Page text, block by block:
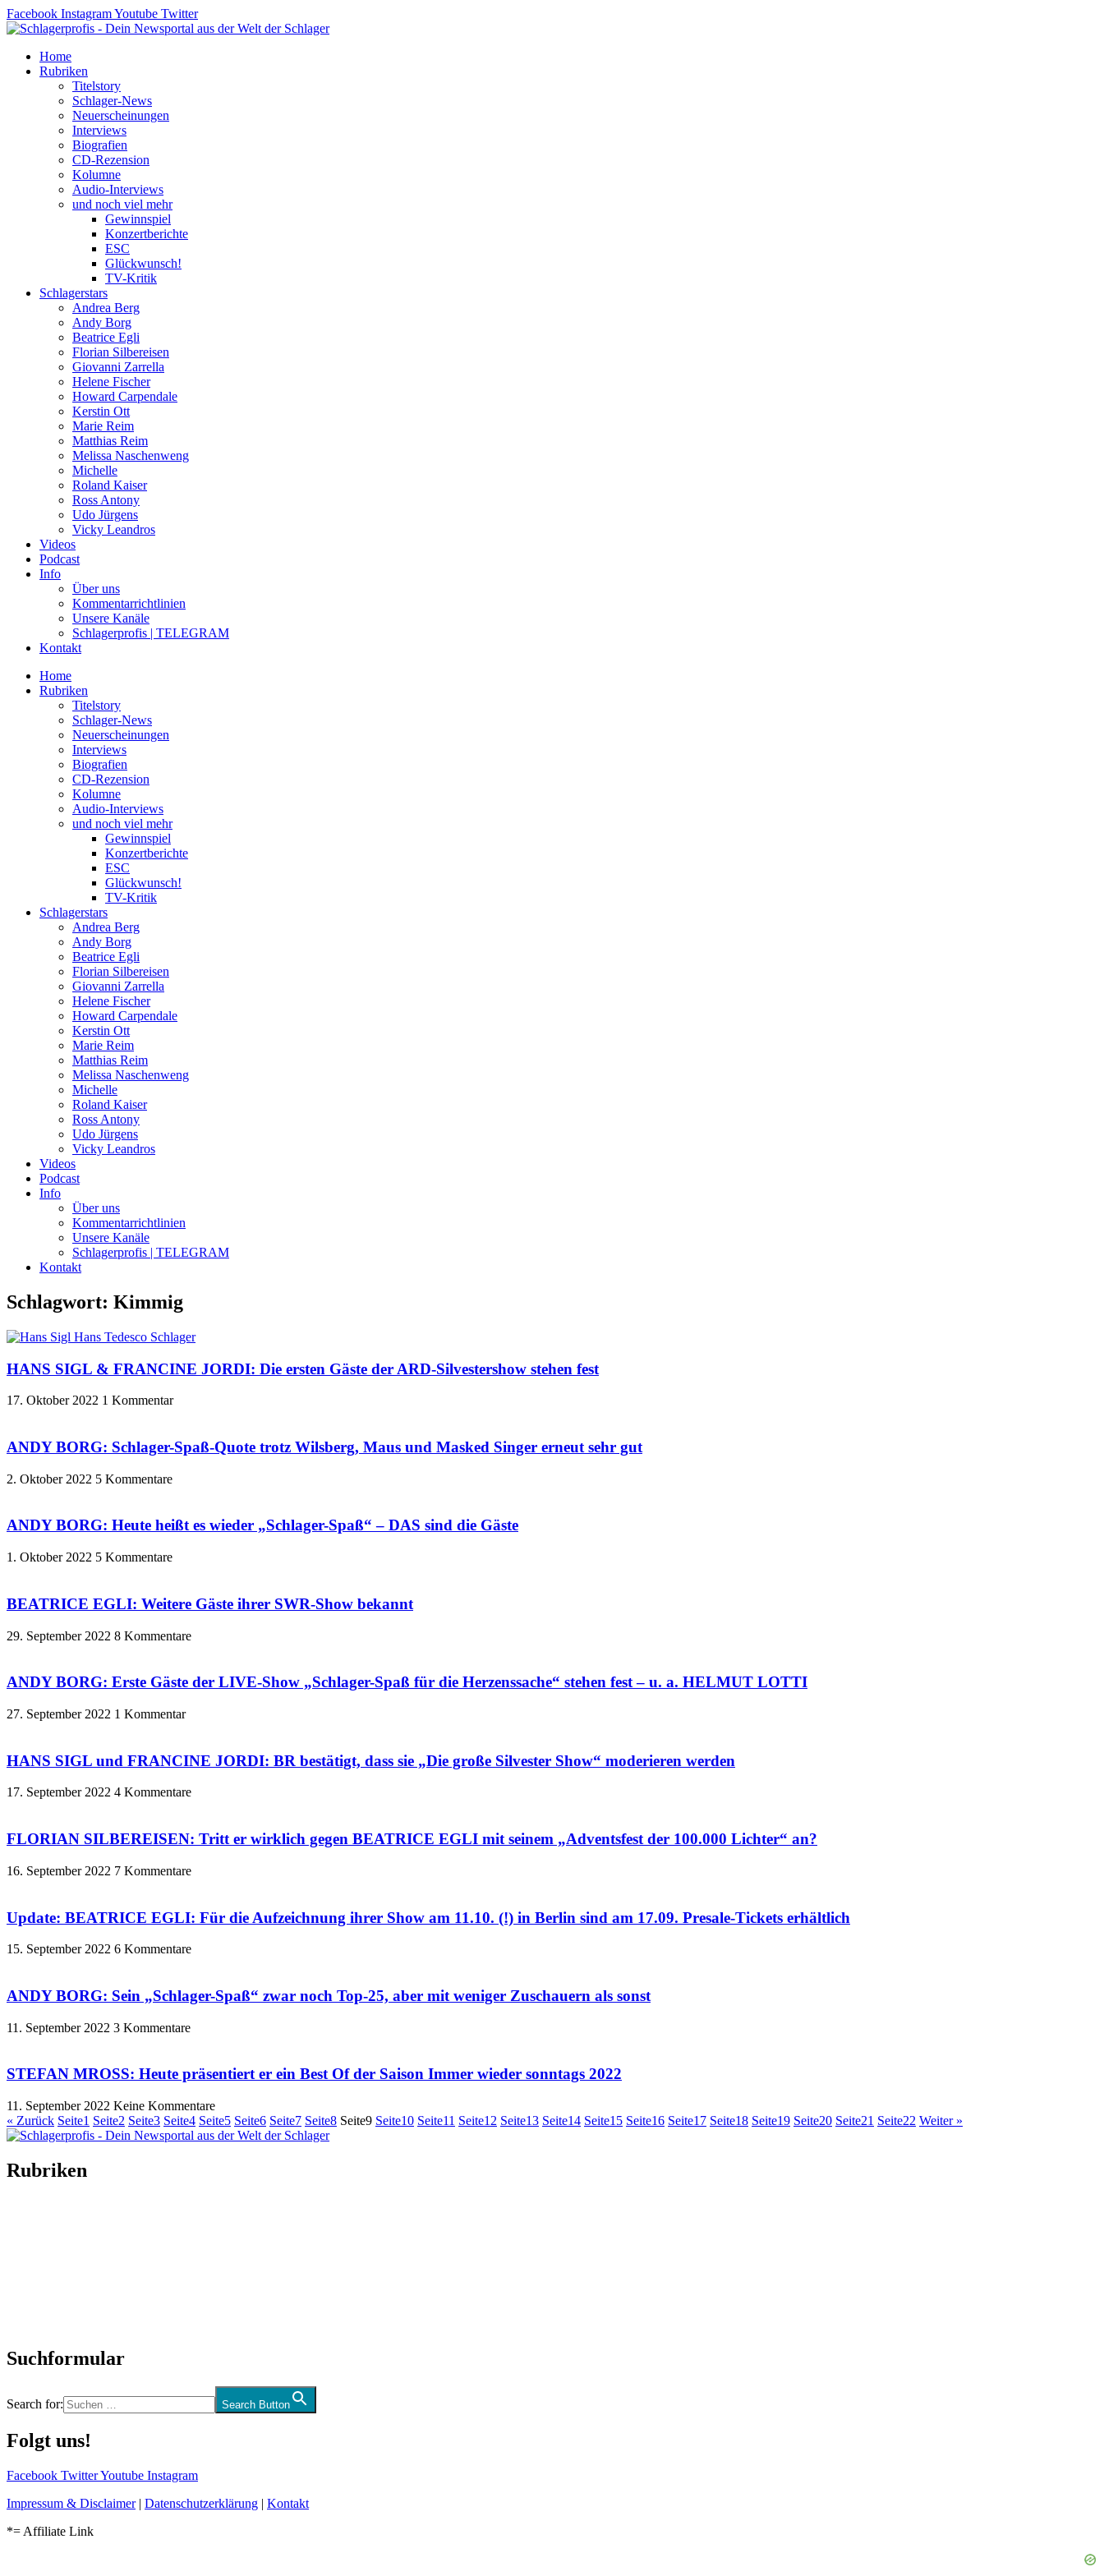
Zum
Inhalt
Facebook InstagramYoutube Twitter
Home
Rubriken
Titelstory
Schlager-News
Neuerscheinungen
Interviews
Biografien
CD-Rezension
Kolumne
Audio-Interviews
und noch viel mehr
Gewinnspiel
Konzertberichte
ESC
Glückwunsch!
TV-Kritik
Schlagerstars
Andrea Berg
Andy Borg
Beatrice Egli
Florian Silbereisen
Giovanni Zarrella
Helene Fischer
Howard Carpendale
Kerstin Ott
Marie Reim
Matthias Reim
Melissa Naschenweng
Michelle
Roland Kaiser
Ross Antony
Udo Jürgens
Vicky Leandros
Videos
Podcast
Info
Über uns
Kommentarrichtlinien
Unsere Kanäle
Schlagerprofis | TELEGRAM
Kontakt
Home
Rubriken
Titelstory
Schlager-News
Neuerscheinungen
Interviews
Biografien
CD-Rezension
Kolumne
Audio-Interviews
und noch viel mehr
Gewinnspiel
Konzertberichte
ESC
Glückwunsch!
TV-Kritik
Schlagerstars
Andrea Berg
Andy Borg
Beatrice Egli
Florian Silbereisen
Giovanni Zarrella
Helene Fischer
Howard Carpendale
Kerstin Ott
Marie Reim
Matthias Reim
Melissa Naschenweng
Michelle
Roland Kaiser
Ross Antony
Udo Jürgens
Vicky Leandros
Videos
Podcast
Info
Über uns
Kommentarrichtlinien
Unsere Kanäle
Schlagerprofis | TELEGRAM
Kontakt
Schlagwort: Kimmig
HANS SIGL & FRANCINE JORDI: Die ersten Gäste der ARD-Silvestershow stehen fest
17. Oktober 2022 1 Kommentar
ANDY BORG: Schlager-Spaß-Quote trotz Wilsberg, Maus und Masked Singer erneut sehr gut
2. Oktober 2022 5 Kommentare
ANDY BORG: Heute heißt es wieder „Schlager-Spaß“ – DAS sind die Gäste
1. Oktober 2022 5 Kommentare
BEATRICE EGLI: Weitere Gäste ihrer SWR-Show bekannt
29. September 2022 8 Kommentare
ANDY BORG: Erste Gäste der LIVE-Show „Schlager-Spaß für die Herzenssache“ stehen fest – u. a. HELMUT LOTTI
27. September 2022 1 Kommentar
HANS SIGL und FRANCINE JORDI: BR bestätigt, dass sie „Die große Silvester Show“ moderieren werden
17. September 2022 4 Kommentare
FLORIAN SILBEREISEN: Tritt er wirklich gegen BEATRICE EGLI mit seinem „Adventsfest der 100.000 Lichter“ an?
16. September 2022 7 Kommentare
Update: BEATRICE EGLI: Für die Aufzeichnung ihrer Show am 11.10. (!) in Berlin sind am 17.09. Presale-Tickets erhältlich
15. September 2022 6 Kommentare
ANDY BORG: Sein „Schlager-Spaß“ zwar noch Top-25, aber mit weniger Zuschauern als sonst
11. September 2022 3 Kommentare
STEFAN MROSS: Heute präsentiert er ein Best Of der Saison Immer wieder sonntags 2022
11. September 2022 Keine Kommentare
« Zurück Seite1 Seite2 Seite3 Seite4 Seite5 Seite6 Seite7 Seite8 Seite9 Seite10 Seite11 Seite12 Seite13 Seite14 Seite15 Seite16 Seite17 Seite18 Seite19 Seite20 Seite21 Seite22 Weiter »
Rubriken
Suchformular
Search for: Search Button
Folgt uns!
Facebook TwitterYoutube Instagram
Impressum & Disclaimer| Datenschutzerklärung | Kontakt
*= Affiliate Link